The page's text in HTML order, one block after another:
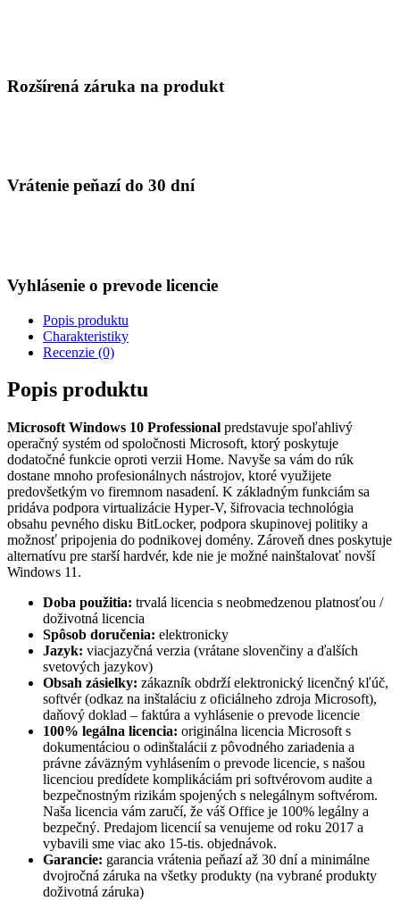
Rozšírená záruka na produkt
Vrátenie peňazí do 30 dní
Vyhlásenie o prevode licencie
Popis produktu
Charakteristiky
Recenzie (0)
Popis produktu
Microsoft Windows 10 Professional predstavuje spoľahlivý
operačný systém od spoločnosti Microsoft, ktorý poskytuje
dodatočné funkcie oproti verzii Home. Navyše sa vám do rúk
dostane mnoho profesionálnych nástrojov, ktoré využijete
predovšetkým vo firemnom nasadení. K základným funkciám sa
pridáva podpora virtualizácie Hyper-V, šifrovacia technológia
obsahu pevného disku BitLocker, podpora skupinovej politiky a
možnosť pripojenia do podnikovej domény. Zároveň dnes poskytuje
alternatívu pre starší hardvér, kde nie je možné nainštalovať novší
Windows 11.
Doba použitia: trvalá licencia s neobmedzenou platnosťou /
doživotná licencia
Spôsob doručenia: elektronicky
Jazyk: viacjazyčná verzia (vrátane slovenčiny a ďalších
svetových jazykov)
Obsah zásielky: zákazník obdrží elektronický licenčný kľúč,
softvér (odkaz na inštaláciu z oficiálneho zdroja Microsoft),
daňový doklad – faktúra a vyhlásenie o prevode licencie
100% legálna licencia: originálna licencia Microsoft s
dokumentáciou o odinštalácii z pôvodného zariadenia a
právne záväzným vyhlásením o prevode licencie, s našou
licenciou predídete komplikáciám pri softvérovom audite a
bezpečnostným rizikám spojených s nelegálnym softvérom.
Naša licencia vám zaručí, že váš Office je 100% legálny a
bezpečný. Predajom licencií sa venujeme od roku 2017 a
vybavili sme viac ako 15-tis. objednávok.
Garancie: garancia vrátenia peňazí až 30 dní a minimálne
dvojročná záruka na všetky produkty (na vybrané produkty
doživotná záruka)